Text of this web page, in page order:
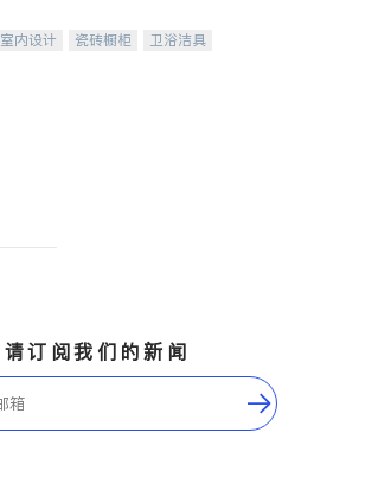
室内设计 瓷砖橱柜
卫浴洁具
请订阅我们的新闻